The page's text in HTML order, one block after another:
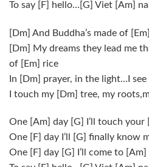
To say [F] hello… [G] Viet [Am]
[Dm] And Buddha’s made of [Em]
[Dm] My dreams they lead me
of [Em] rice
In [Dm] prayer, in the light…I see
I touch my [Dm] tree, my
One [Am] day [G] I’ll touch your
One [F] day I’ll [G] finally know
One [F] day [G] I’ll come to [Am]